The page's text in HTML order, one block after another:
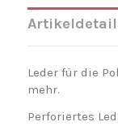
Leder für die
mehr.
Perforiertes